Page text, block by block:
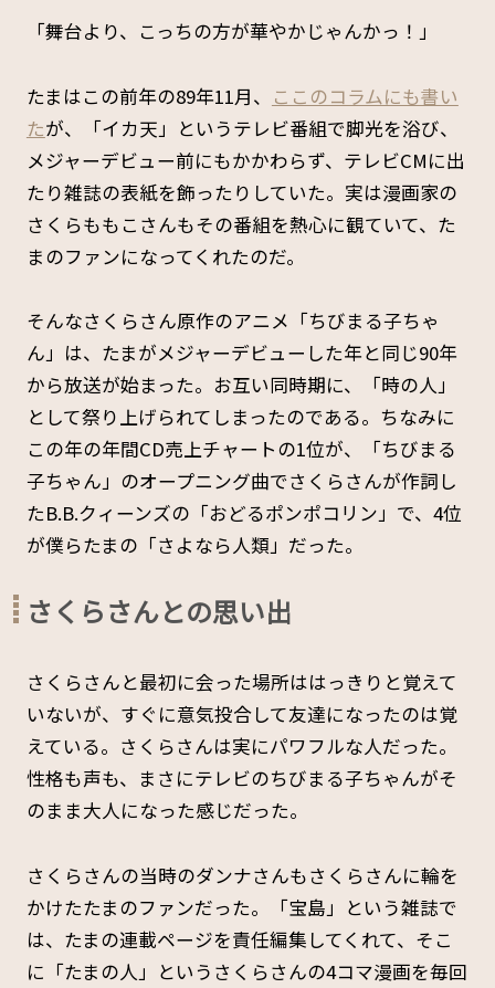
「舞台より、こっちの方が華やかじゃんかっ！」
たまはこの前年の89年11月、
ここのコラムにも書い
たが、「イカ天」というテレビ番組で脚光を浴び、
メジャーデビュー前にもかかわらず、テレビCMに出
たり雑誌の表紙を飾ったりしていた。実は漫画家の
さくらももこさんもその番組を熱心に観ていて、た
まのファンになってくれたのだ。
そんなさくらさん原作のアニメ「ちびまる子ちゃ
ん」は、たまがメジャーデビューした年と同じ90年
から放送が始まった。お互い同時期に、「時の人」
として祭り上げられてしまったのである。ちなみに
この年の年間CD売上チャートの1位が、「ちびまる
子ちゃん」のオープニング曲でさくらさんが作詞し
たB.B.クィーンズの「おどるポンポコリン」で、4位
が僕らたまの「さよなら人類」だった。
さくらさんとの思い出
さくらさんと最初に会った場所ははっきりと覚えて
いないが、すぐに意気投合して友達になったのは覚
えている。さくらさんは実にパワフルな人だった。
性格も声も、まさにテレビのちびまる子ちゃんがそ
のまま大人になった感じだった。
さくらさんの当時のダンナさんもさくらさんに輪を
かけたたまのファンだった。「宝島」という雑誌で
は、たまの連載ページを責任編集してくれて、そこ
に「たまの人」というさくらさんの4コマ漫画を毎回